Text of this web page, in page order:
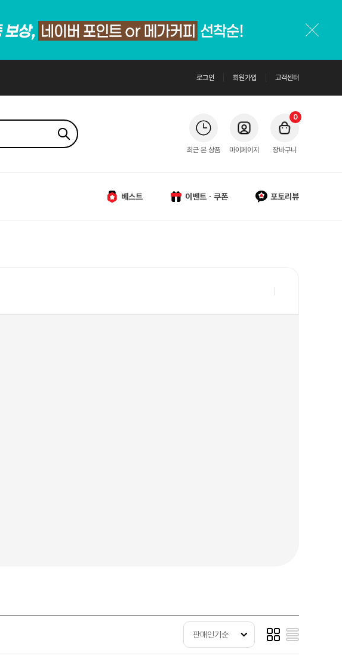
로그인 회원가입 고객센터
최근 본 상품 마이페이지 장바구니
0
베스트 이벤트ㆍ쿠폰 포토리뷰
판매인기순